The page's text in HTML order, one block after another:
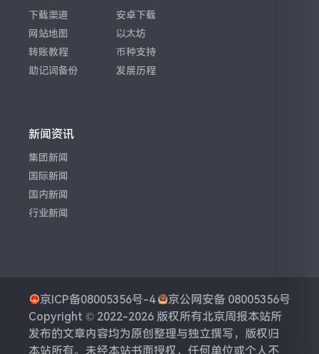
下载渠道
网站地图
转账教程
助记词备份
安卓下载
以太坊
币种支持
发展历程
新闻资讯
集团新闻
国际新闻
国内新闻
行业新闻
京ICP备08005356号-4
京公网安备 08005356号
Copyright © 2022-2026 版权所有北京周报本站所
发布的文章内容均为原创整理与独立撰写，版权归
本站所有。未经本站书面授权，任何单位或个人不